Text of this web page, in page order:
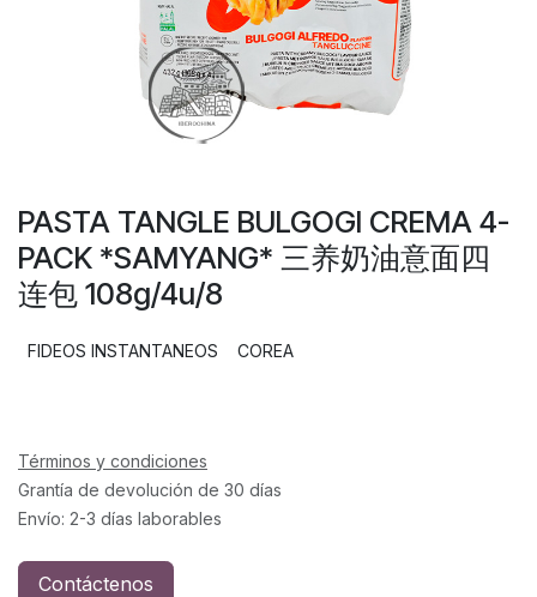
PASTA TANGLE BULGOGI CREMA 4-
PACK *SAMYANG* 三养奶油意面四
连包 108g/4u/8
FIDEOS INSTANTANEOS COREA
Términos y condiciones
Grantía de devolución de 30 días
Envío: 2-3 días laborables
Contáctenos